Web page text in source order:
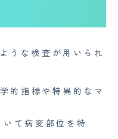
うな検査が用いられ
的指標や特異的なマ
て病変部位を特